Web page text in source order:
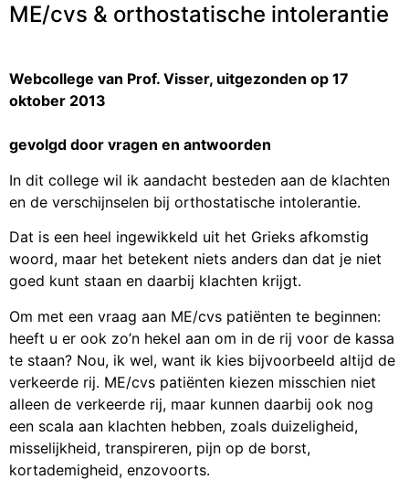
ME/cvs & orthostatische intolerantie
Webcollege van Prof. Visser, uitgezonden op 17
oktober 2013
gevolgd door vragen en antwoorden
In dit college wil ik aandacht besteden aan de klachten
en de verschijnselen bij orthostatische intolerantie.
Dat is een heel ingewikkeld uit het Grieks afkomstig
woord, maar het betekent niets anders dan dat je niet
goed kunt staan en daarbij klachten krijgt.
Om met een vraag aan ME/cvs patiënten te beginnen:
heeft u er ook zo’n hekel aan om in de rij voor de kassa
te staan? Nou, ik wel, want ik kies bijvoorbeeld altijd de
verkeerde rij. ME/cvs patiënten kiezen misschien niet
alleen de verkeerde rij, maar kunnen daarbij ook nog
een scala aan klachten hebben, zoals duizeligheid,
misselijkheid, transpireren, pijn op de borst,
kortademigheid, enzovoorts.